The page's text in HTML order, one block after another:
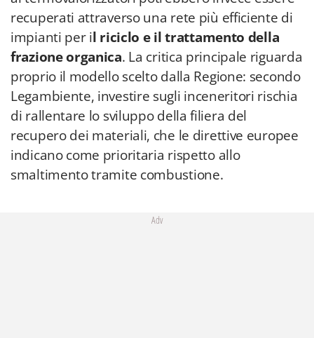
recuperati attraverso una rete più efficiente di
impianti per il riciclo e il trattamento della
frazione organica. La critica principale riguarda
proprio il modello scelto dalla Regione: secondo
Legambiente, investire sugli inceneritori rischia
di rallentare lo sviluppo della filiera del
recupero dei materiali, che le direttive europee
indicano come prioritaria rispetto allo
smaltimento tramite combustione.
Adv